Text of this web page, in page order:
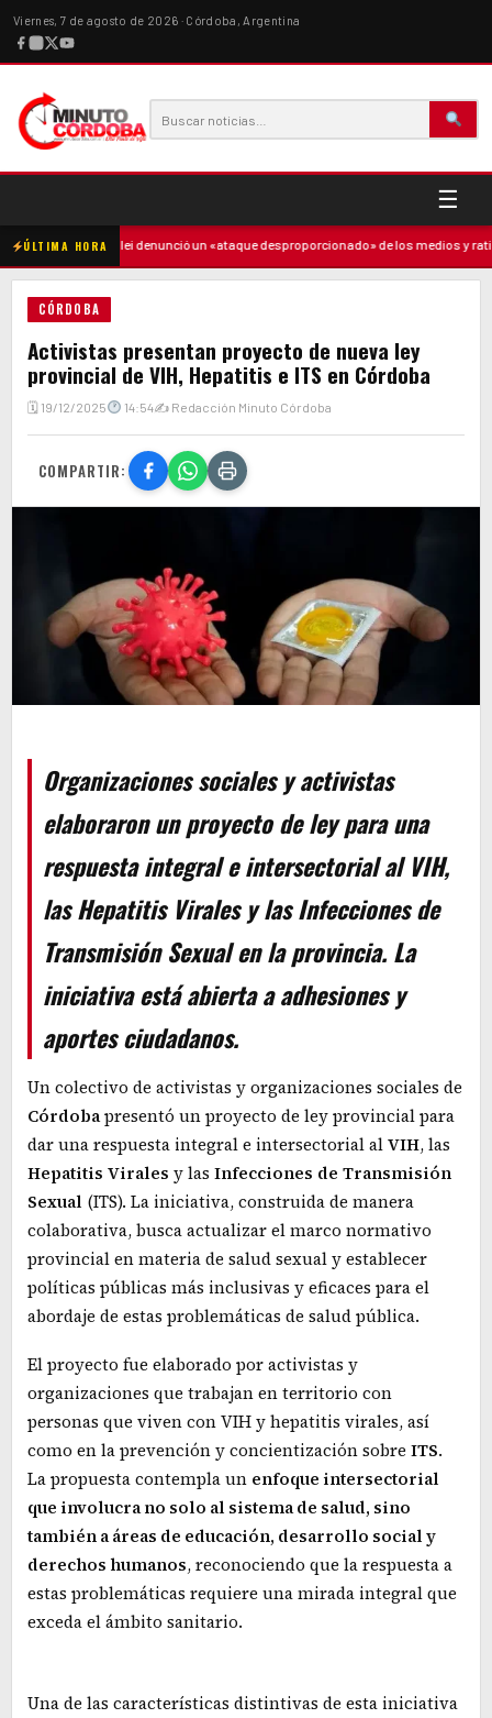
Viernes, 7 de agosto de 2026 · Córdoba, Argentina
☰
ÚLTIMA HORA
· Milei denunció un «ataque desproporcionado» de los medios y ratificó
CÓRDOBA
Activistas presentan proyecto de nueva ley
provincial de VIH, Hepatitis e ITS en Córdoba
🗓 19/12/2025 14:54✍ Redacción Minuto Córdoba
COMPARTIR:
Organizaciones sociales y activistas
elaboraron un proyecto de ley para una
respuesta integral e intersectorial al VIH,
las Hepatitis Virales y las Infecciones de
Transmisión Sexual en la provincia. La
iniciativa está abierta a adhesiones y
aportes ciudadanos.
Un colectivo de activistas y organizaciones sociales de
Córdobapresentó un proyecto de ley provincial para
dar una respuesta integral e intersectorial alVIH, las
Hepatitis Virales y las Infecciones de Transmisión
Sexual (ITS). La iniciativa, construida de manera
colaborativa, busca actualizar el marco normativo
provincial en materia de salud sexual y establecer
políticas públicas más inclusivas y eficaces para el
abordaje de estas problemáticas de salud pública.
El proyecto fue elaborado por activistas y
organizaciones que trabajan en territorio con
personas que viven con VIH y hepatitis virales, así
como en la prevención y concientización sobre ITS.
La propuesta contempla un enfoque intersectorial
que involucra no solo al sistema de salud, sino
también a áreas de educación, desarrollo social y
derechos humanos, reconociendo que la respuesta a
estas problemáticas requiere una mirada integral que
exceda el ámbito sanitario.
Una de las características distintivas de esta iniciativa